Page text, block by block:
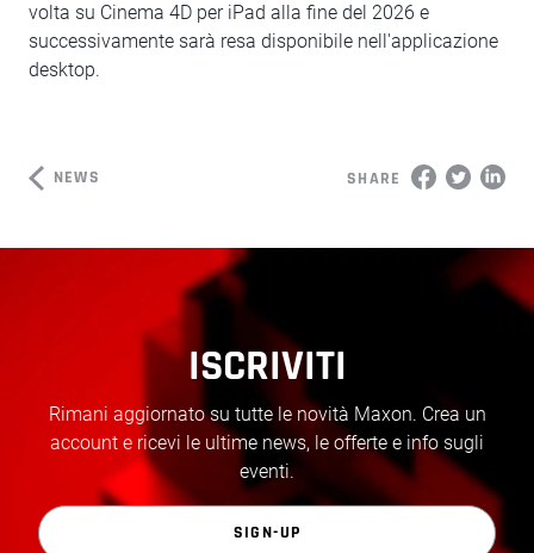
volta su Cinema 4D per iPad alla fine del 2026 e
successivamente sarà resa disponibile nell'applicazione
desktop.
NEWS SHARE
ISCRIVITI
Rimani aggiornato su tutte le novità Maxon. Crea un
account e ricevi le ultime news, le offerte e info sugli
eventi.
SIGN-UP